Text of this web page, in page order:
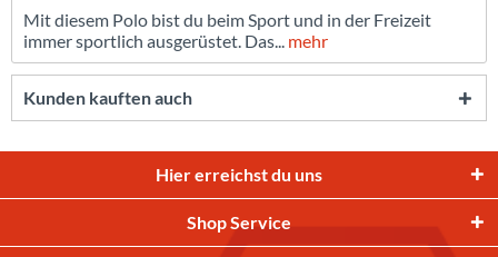
Mit diesem Polo bist du beim Sport und in der Freizeit
immer sportlich ausgerüstet. Das... mehr
Kunden kauften auch
Hier erreichst du uns
Shop Service